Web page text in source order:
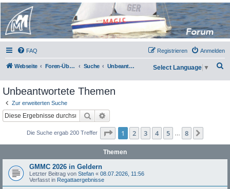
Micro Magic Forum
Deutschland
FAQ Anmelden
Registrieren
Webseite Foren-Übersicht Suche Unbeantwortete Themen Select Language ▼
Unbeantwortete Themen
Zur erweiterten Suche
Suche
Die Suche ergab 200 Treffer Seite 1von
1 2 3 4 5 8
Themen
GMMC 2026 in Geldern
Letzter Beitrag von Stefan « 08.07.2026, 11:56
Verfasst in Regattaergebnisse